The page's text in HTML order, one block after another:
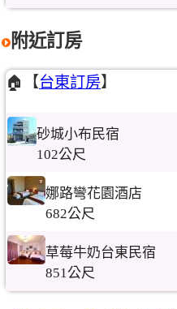
附近訂房
🏠【台東訂房】
砂城小布民宿
102公尺
娜路彎花園酒店
682公尺
草莓牛奶台東民宿
851公尺